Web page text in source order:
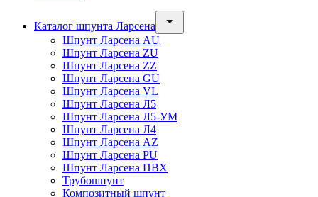
Каталог шпунта Ларсена
Шпунт Ларсена AU
Шпунт Ларсена ZU
Шпунт Ларсена ZZ
Шпунт Ларсена GU
Шпунт Ларсена VL
Шпунт Ларсена Л5
Шпунт Ларсена Л5-УМ
Шпунт Ларсена Л4
Шпунт Ларсена AZ
Шпунт Ларсена PU
Шпунт Ларсена ПВХ
Трубошпунт
Композитный шпунт